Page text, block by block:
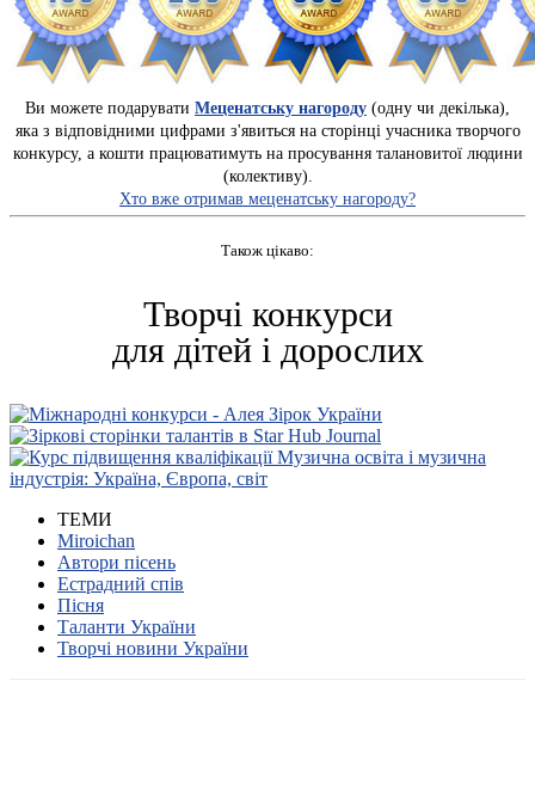
Ви можете подарувати Меценатську нагороду (одну чи декілька),
яка з відповідними цифрами з'явиться на сторінці учасника творчого
конкурсу, а кошти працюватимуть на просування талановитої людини
(колективу).
Хто вже отримав меценатську нагороду?
Також цікаво:
Творчі конкурси
для дітей і дорослих
ТЕМИ
Miroichan
Автори пісень
Естрадний спів
Пісня
Таланти України
Творчі новини України